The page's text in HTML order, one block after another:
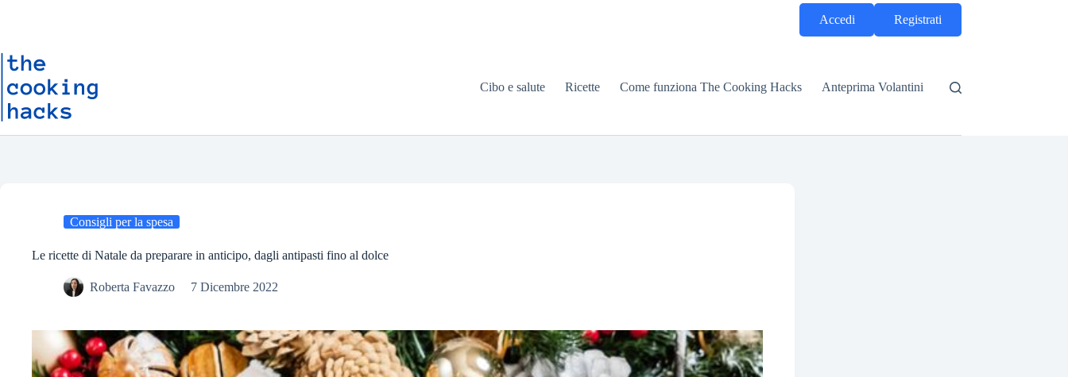
t
o
n
Accedi Registrati
Cibo e salute Ricette Come funziona The Cooking Hacks Anteprima Volantini
Consigli per la spesa
Le ricette di Natale da preparare in anticipo, dagli antipasti fino al dolce
Roberta Favazzo 7 Dicembre 2022